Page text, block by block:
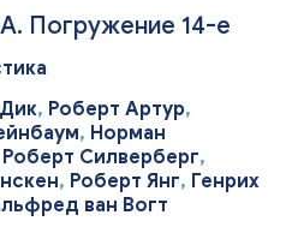
Погружение 14-е
, Роберт Артур,
, Норман
Роберт Силверберг,
, Роберт Янг, Генрих
ван Вогт